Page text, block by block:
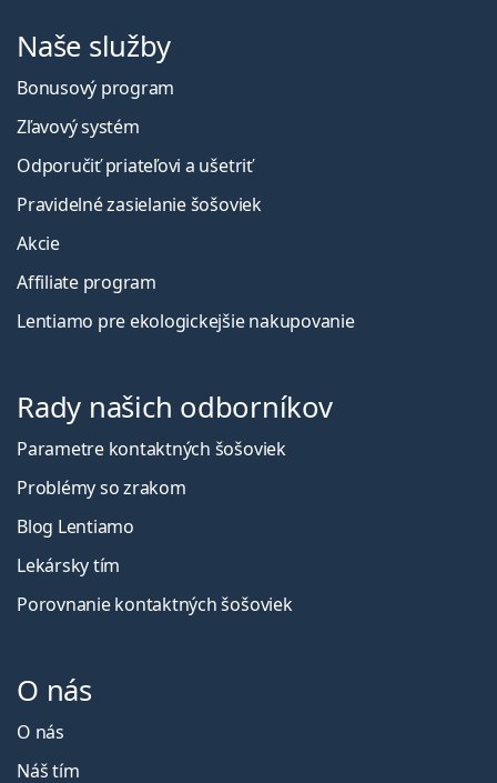
Naše služby
Bonusový program
Zľavový systém
Odporučiť priateľovi a ušetriť
Pravidelné zasielanie šošoviek
Akcie
Affiliate program
Lentiamo pre ekologickejšie nakupovanie
Rady našich odborníkov
Parametre kontaktných šošoviek
Problémy so zrakom
Blog Lentiamo
Lekársky tím
Porovnanie kontaktných šošoviek
O nás
O nás
Náš tím